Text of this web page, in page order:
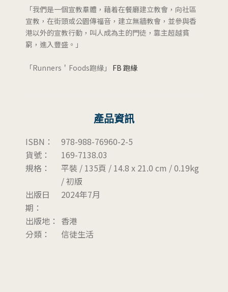
「我們是一個宣教羣體，藉着在餐廳建立教會，向社區
宣教，在街頭或公園傳福音，建立無牆教會，並參與香
港以外的宣教行動，叫人成為主的門徒，靠主超越貧
窮，進入豐盛。」
「Runners＇Foods跑緣」 FB 跑緣
產品資訊
ISBN：
978-988-76960-2-5
貨號：
169-7138.03
規格：
平裝 / 135頁 / 14.8 x 21.0 cm / 0.19kg
/ 初版
出版日
期：
2024年7月
出版地： 香港
分類：
信徒生活